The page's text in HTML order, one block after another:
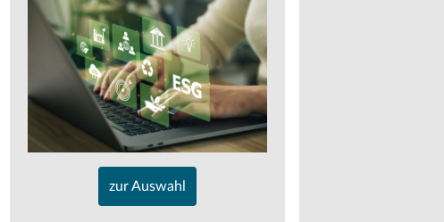
zur Auswahl